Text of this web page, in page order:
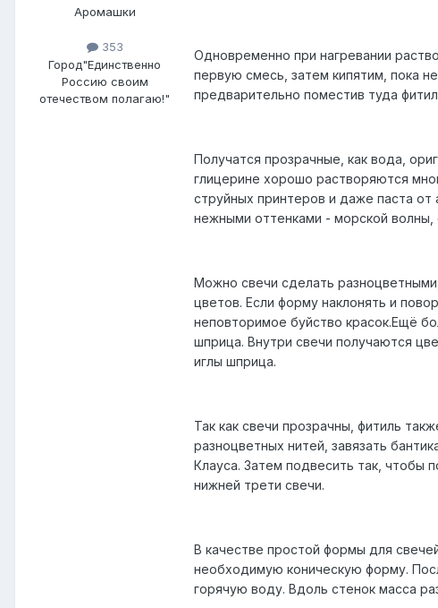
Аромашки
353
Город"Единственно
Россию своим
отечеством полагаю!"
Одновременно при нагревании
первую смесь, затем кипятим, пока
предварительно поместив туда
Получатся прозрачные, как вода,
глицерине хорошо растворяются
струйных принтеров и даже паста от
нежными оттенками - морской
Можно свечи сделать
цветов. Если форму наклонять и
неповторимое буйство красок.Ещё
шприца. Внутри свечи получаются
иглы шприца.
Так как свечи прозрачны, фитиль
разноцветных нитей, завязать
Клауса. Затем подвесить так, чтобы
нижней трети свечи.
В качестве простой формы для
необходимую коническую форму.
горячую воду. Вдоль стенок масса